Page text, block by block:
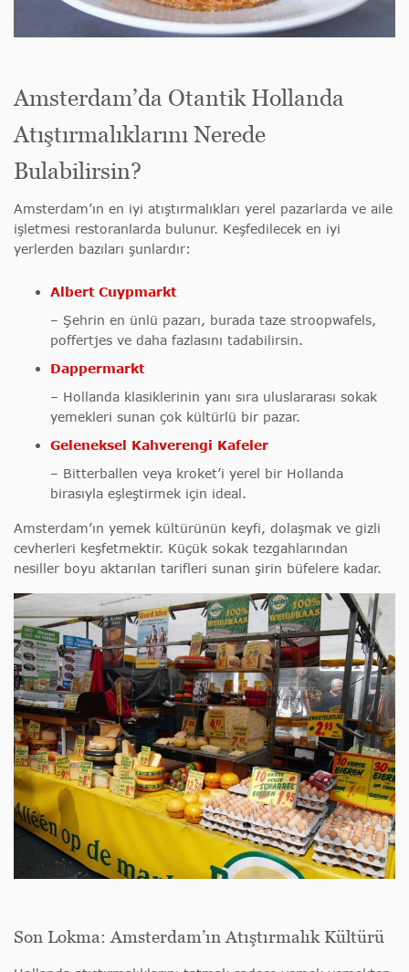
Amsterdam’da Otantik Hollanda
Atıştırmalıklarını Nerede
Bulabilirsin?
Amsterdam’ın en iyi atıştırmalıkları yerel pazarlarda ve aile
işletmesi restoranlarda bulunur. Keşfedilecek en iyi
yerlerden bazıları şunlardır:
Albert Cuypmarkt
– Şehrin en ünlü pazarı, burada taze stroopwafels,
poffertjes ve daha fazlasını tadabilirsin.
Dappermarkt
– Hollanda klasiklerinin yanı sıra uluslararası sokak
yemekleri sunan çok kültürlü bir pazar.
Geleneksel Kahverengi Kafeler
– Bitterballen veya kroket’i yerel bir Hollanda
birasıyla eşleştirmek için ideal.
Amsterdam’ın yemek kültürünün keyfi, dolaşmak ve gizli
cevherleri keşfetmektir. Küçük sokak tezgahlarından
nesiller boyu aktarılan tarifleri sunan şirin büfelere kadar.
Son Lokma: Amsterdam’ın Atıştırmalık Kültürü